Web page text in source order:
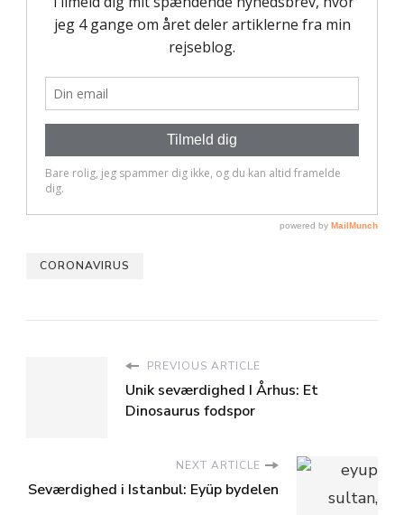
CORONAVIRUS
PREVIOUS ARTICLE
Unik seværdighed I Århus: Et
Dinosaurus fodspor
NEXT ARTICLE
Seværdighed i Istanbul: Eyüp bydelen